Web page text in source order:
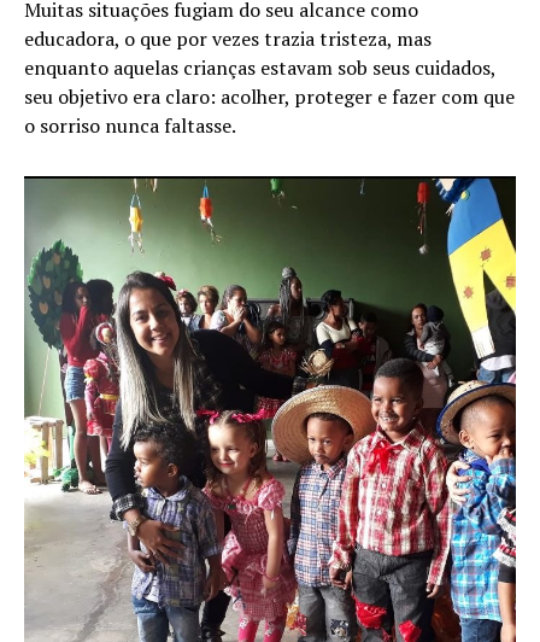
Muitas situações fugiam do seu alcance como
educadora, o que por vezes trazia tristeza, mas
enquanto aquelas crianças estavam sob seus cuidados,
seu objetivo era claro: acolher, proteger e fazer com que
o sorriso nunca faltasse.